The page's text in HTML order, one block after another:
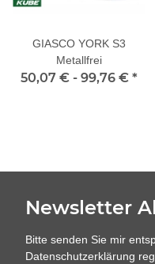
GIASCO YORK S3
Metallfrei
50,07 € - 99,76 € *
Newsletter
Bitte senden Sie mir
Datenschutzerklärung